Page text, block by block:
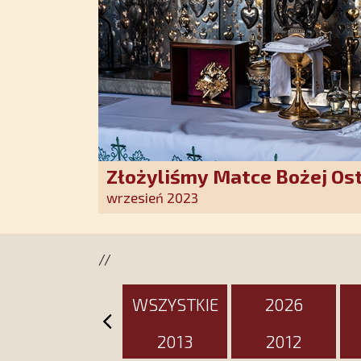
Złożyliśmy Matce Bożej
pozłacane wotum
wrzesień 2023
//
WSZYSTKIE 2026
2013
2012